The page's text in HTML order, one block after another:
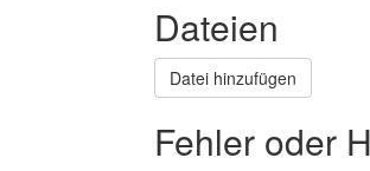
Dateien
Datei hinzufügen
Fehler oder